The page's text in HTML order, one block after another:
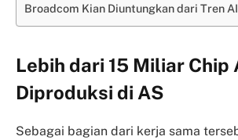
Broadcom Kian Diuntungkan dari Tren AI
Lebih dari 15 Miliar Chip
Diproduksi di AS
Sebagai bagian dari kerja sama